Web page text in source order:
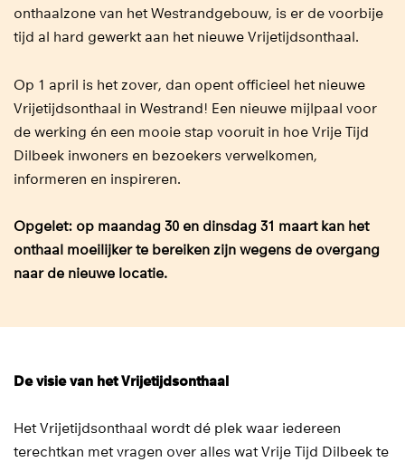
onthaalzone van het Westrandgebouw, is er de voorbije
tijd al hard gewerkt aan het nieuwe Vrijetijdsonthaal.
Op 1 april is het zover, dan opent officieel het nieuwe
Vrijetijdsonthaal in Westrand! Een nieuwe mijlpaal voor
de werking én een mooie stap vooruit in hoe Vrije Tijd
Dilbeek inwoners en bezoekers verwelkomen,
informeren en inspireren.
Opgelet: op maandag 30 en dinsdag 31 maart kan het
onthaal moeilijker te bereiken zijn wegens de overgang
naar de nieuwe locatie.
De visie van het Vrijetijdsonthaal
Het Vrijetijdsonthaal wordt dé plek waar iedereen
terechtkan met vragen over alles wat Vrije Tijd Dilbeek te